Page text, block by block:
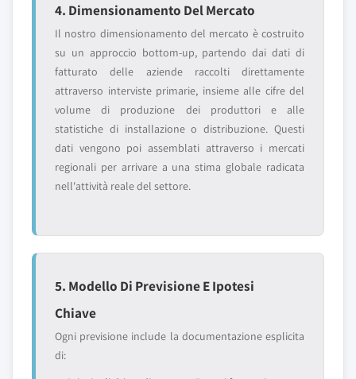
4. Dimensionamento Del Mercato
Il nostro dimensionamento del mercato è costruito
su un approccio bottom-up, partendo dai dati di
fatturato delle aziende raccolti direttamente
attraverso interviste primarie, insieme alle cifre del
volume di produzione dei produttori e alle
statistiche di installazione o distribuzione. Questi
dati vengono poi assemblati attraverso i mercati
regionali per arrivare a una stima globale radicata
nell'attività reale del settore.
5. Modello Di Previsione E Ipotesi
Chiave
Ogni previsione include la documentazione esplicita
di: